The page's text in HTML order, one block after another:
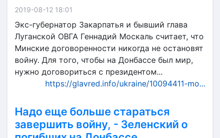
2019-08-12 18:01
Экс-губернатор Закарпатья и бывший глава
Луганской ОВГА Геннадий Москаль считает, что
Минские договоренности никогда не остановят
войну. Для того, чтобы на Донбассе был мир,
нужно договориться с президентом...
https://glavred.info/ukraine/10094411-mo...
Надо еще больше стараться
завершить войну, - Зеленский о